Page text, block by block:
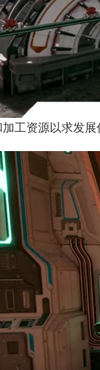
工资源以求发